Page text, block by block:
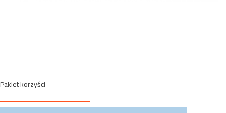
Pakiet korzyści